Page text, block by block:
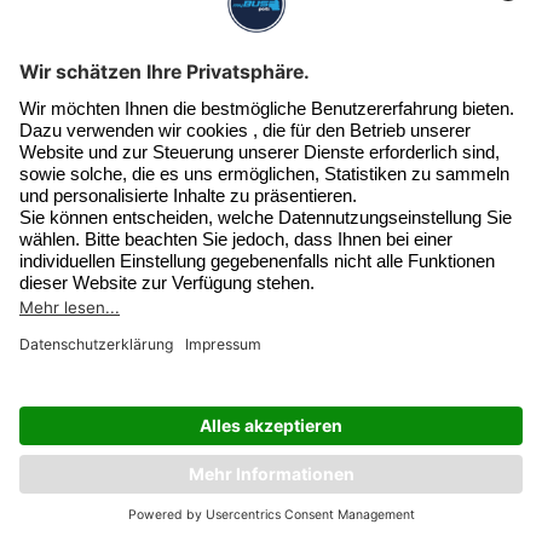
Unser Newsletter
Exklusive Angebote & Infos